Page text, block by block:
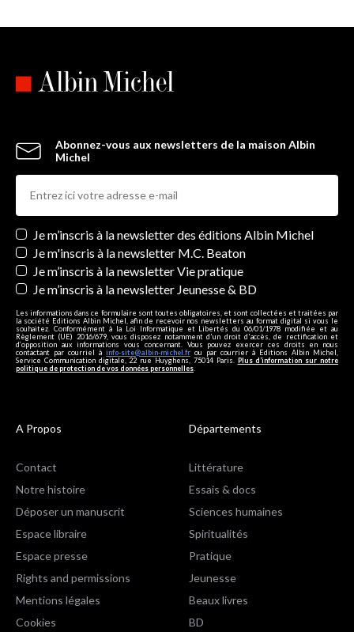
Abonnez-vous aux newsletters de la maison Albin
Michel
Newsletters
Je m’inscris à la newsletter des éditions Albin Michel
Je m'inscris à la newsletter M.C. Beaton
Je m’inscris à la newsletter Vie pratique
Je m’inscris à la newsletter Jeunesse & BD
Les informations dans ce formulaire sont toutes obligatoires, et sont collectées et traitées par
la société Editions Albin Michel, afin de recevoir nos newsletters au format digital si vous le
souhaitez. Conformément à la Loi Informatique et Libertés du 06/01/1978 modifiée et au
Règlement (UE) 2016/679, vous disposez notamment d'un droit d'accès, de rectification et
d’opposition aux informations vous concernant. Vous pouvez exercer ces droits en nous
contactant par courriel à info-site@albin-michel.fr ou par courrier à Editions Albin Michel,
Service Communication digitale, 22 rue Huyghens, 75014 Paris. Plus d’information sur notre
politique de protection de vos données personnelles
A Propos
Contact
Notre histoire
Déposer un manuscrit
Espace libraire
Espace presse
Rights and permissions
Mentions légales
Cookies
Départements
Littérature
Essais & docs
Sciences humaines
Spiritualités
Pratique
Jeunesse
Beaux livres
BD